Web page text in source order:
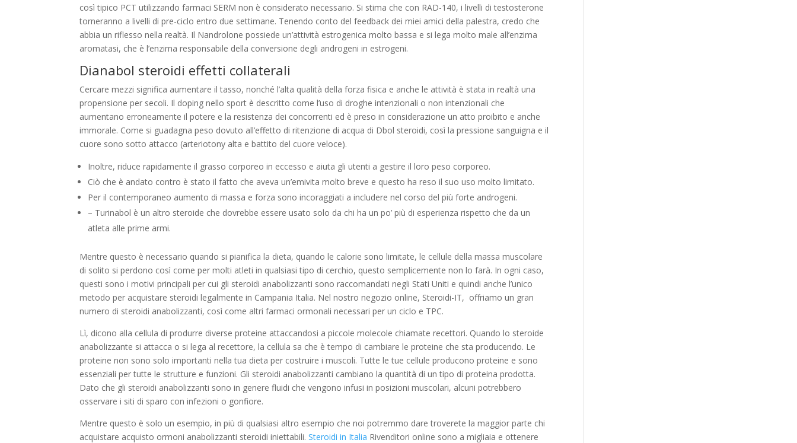
così tipico PCT utilizzando farmaci SERM non è considerato necessario. Si stima che con RAD-140, i livelli di testosterone
torneranno a livelli di pre-ciclo entro due settimane. Tenendo conto del feedback dei miei amici della palestra, credo che
abbia un riflesso nella realtà. Il Nandrolone possiede un’attività estrogenica molto bassa e si lega molto male all’enzima
aromatasi, che è l’enzima responsabile della conversione degli androgeni in estrogeni.
Dianabol steroidi effetti collaterali
Cercare mezzi significa aumentare il tasso, nonché l’alta qualità della forza fisica e anche le attività è stata in realtà una
propensione per secoli. Il doping nello sport è descritto come l’uso di droghe intenzionali o non intenzionali che
aumentano erroneamente il potere e la resistenza dei concorrenti ed è preso in considerazione un atto proibito e anche
immorale. Come si guadagna peso dovuto all’effetto di ritenzione di acqua di Dbol steroidi, così la pressione sanguigna e il
cuore sono sotto attacco (arteriotony alta e battito del cuore veloce).
Inoltre, riduce rapidamente il grasso corporeo in eccesso e aiuta gli utenti a gestire il loro peso corporeo.
Ciò che è andato contro è stato il fatto che aveva un’emivita molto breve e questo ha reso il suo uso molto limitato.
Per il contemporaneo aumento di massa e forza sono incoraggiati a includere nel corso del più forte androgeni.
– Turinabol è un altro steroide che dovrebbe essere usato solo da chi ha un po’ più di esperienza rispetto che da un
atleta alle prime armi.
Mentre questo è necessario quando si pianifica la dieta, quando le calorie sono limitate, le cellule della massa muscolare
di solito si perdono così come per molti atleti in qualsiasi tipo di cerchio, questo semplicemente non lo farà. In ogni caso,
questi sono i motivi principali per cui gli steroidi anabolizzanti sono raccomandati negli Stati Uniti e quindi anche l’unico
metodo per acquistare steroidi legalmente in Campania Italia. Nel nostro negozio online, Steroidi-IT, offriamo un gran
numero di steroidi anabolizzanti, così come altri farmaci ormonali necessari per un ciclo e TPC.
Lì, dicono alla cellula di produrre diverse proteine attaccandosi a piccole molecole chiamate recettori. Quando lo steroide
anabolizzante si attacca o si lega al recettore, la cellula sa che è tempo di cambiare le proteine che sta producendo. Le
proteine non sono solo importanti nella tua dieta per costruire i muscoli. Tutte le tue cellule producono proteine e sono
essenziali per tutte le strutture e funzioni. Gli steroidi anabolizzanti cambiano la quantità di un tipo di proteina prodotta.
Dato che gli steroidi anabolizzanti sono in genere fluidi che vengono infusi in posizioni muscolari, alcuni potrebbero
osservare i siti di sparo con infezioni o gonfiore.
Mentre questo è solo un esempio, in più di qualsiasi altro esempio che noi potremmo dare troverete la maggior parte chi
acquistare acquisto ormoni anabolizzanti steroidi iniettabili.Steroidi in Italia Rivenditori online sono a migliaia e ottenere